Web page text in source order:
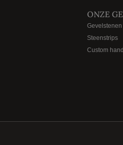
ONZE
Gevelstenen
Steenstrips
Custom